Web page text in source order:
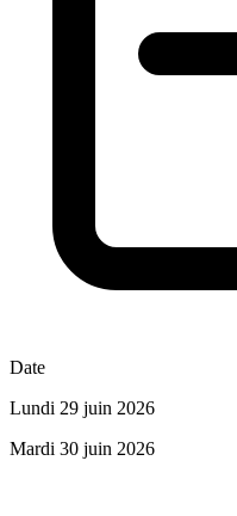
Date
Lundi 29 juin 2026
Mardi 30 juin 2026